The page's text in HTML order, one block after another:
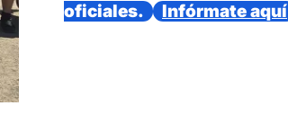
oficiales.
Infórmate aquí